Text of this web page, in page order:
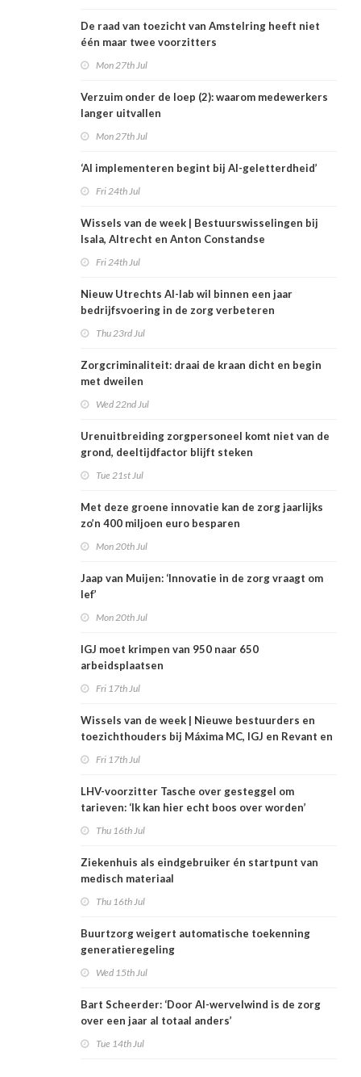
De raad van toezicht van Amstelring heeft niet
één maar twee voorzitters
Mon 27th Jul
Verzuim onder de loep (2): waarom medewerkers
langer uitvallen
Mon 27th Jul
‘AI implementeren begint bij AI-geletterdheid’
Fri 24th Jul
Wissels van de week | Bestuurswisselingen bij
Isala, Altrecht en Anton Constandse
Fri 24th Jul
Nieuw Utrechts AI-lab wil binnen een jaar
bedrijfsvoering in de zorg verbeteren
Thu 23rd Jul
Zorgcriminaliteit: draai de kraan dicht en begin
met dweilen
Wed 22nd Jul
Urenuitbreiding zorgpersoneel komt niet van de
grond, deeltijdfactor blijft steken
Tue 21st Jul
Met deze groene innovatie kan de zorg jaarlijks
zo’n 400 miljoen euro besparen
Mon 20th Jul
Jaap van Muijen: ‘Innovatie in de zorg vraagt om
lef’
Mon 20th Jul
IGJ moet krimpen van 950 naar 650
arbeidsplaatsen
Fri 17th Jul
Wissels van de week | Nieuwe bestuurders en
toezichthouders bij Máxima MC, IGJ en Revant en
Fri 17th Jul
LHV-voorzitter Tasche over gesteggel om
tarieven: ‘Ik kan hier echt boos over worden’
Thu 16th Jul
Ziekenhuis als eindgebruiker én startpunt van
medisch materiaal
Thu 16th Jul
Buurtzorg weigert automatische toekenning
generatieregeling
Wed 15th Jul
Bart Scheerder: ‘Door AI-wervelwind is de zorg
over een jaar al totaal anders’
Tue 14th Jul